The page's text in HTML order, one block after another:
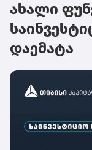
ახალი
დაემატა